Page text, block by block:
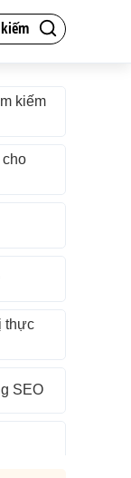
kiếm
cho
thực
SEO